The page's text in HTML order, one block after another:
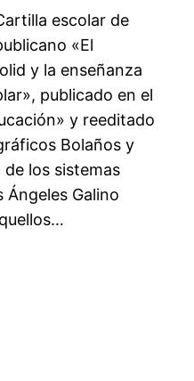
escolar de
«El
y la enseñanza
publicado en el
y reeditado
Bolaños y
los sistemas
Ángeles Galino